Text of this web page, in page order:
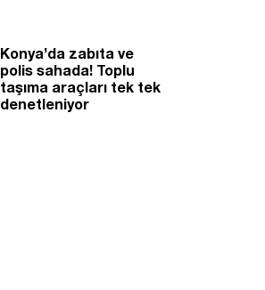
Konya’da zabıta ve
polis sahada! Toplu
taşıma araçları tek tek
denetleniyor